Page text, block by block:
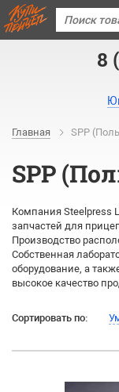
8
Главная SPP
SPP
Компания Steelpress
запчастей для
Производство
Собственная
оборудование, а
высокое качество
Сортировать по: